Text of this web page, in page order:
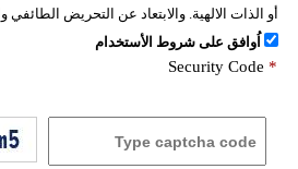
أو الذات الالهية. والابتعاد عن التحريض الطائفي
اُوافق على شروط الأستخدام
Security Code *